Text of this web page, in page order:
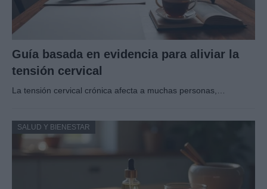
Guía basada en evidencia para aliviar la
tensión cervical
La tensión cervical crónica afecta a muchas personas,…
SALUD Y BIENESTAR